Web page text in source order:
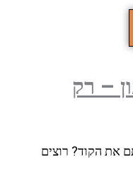
– רק
את הקוד? רוצים